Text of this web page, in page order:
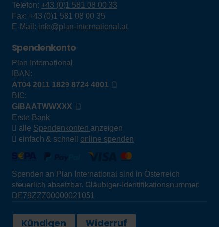
Telefon: +43 (0)1 581 08 00 33
Fax: +43 (0)1 581 08 00 35
E-Mail: info@plan-international.at
Spendenkonto
Plan International
IBAN:
AT04 2011 1829 8724 4001
BIC:
GIBAATWWXXX
Erste Bank
alle Spendenkonten anzeigen
einfach & schnell online spenden
Spenden an Plan International sind in Österreich
steuerlich absetzbar. Gläubiger-Identifikationsnummer:
DE79ZZZ00000021051
Kündigen Widerruf